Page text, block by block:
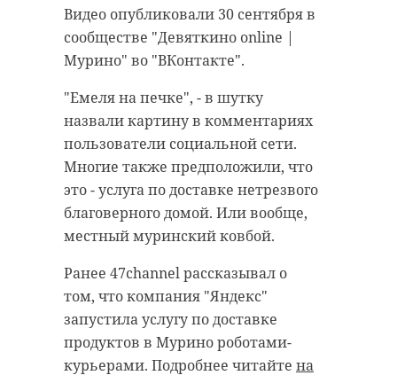
Видео опубликовали 30 сентября в
сообществе "Девяткино online |
Мурино" во "ВКонтакте".
"Емеля на печке", - в шутку
назвали картину в комментариях
пользователи социальной сети.
Многие также предположили, что
это - услуга по доставке нетрезвого
благоверного домой. Или вообще,
местный муринский ковбой.
Ранее 47channel рассказывал о
том, что компания "Яндекс"
запустила услугу по доставке
продуктов в Мурино роботами-
курьерами. Подробнее читайте на
МВД России по Петербургу и
Ленобласти, смертельная авария
произошла на 53-м километре
летний водитель «Опель Астра»
выполнял обгон по обочине, не
справился с управлением и
выехал на встречную полосу.
Легковушка столкнулась с
грузовиком «Вольво» под
мужчины. В ДТП погибли
водитель и 20-летний пассажир
легковушки, - сообщили в ПСП
«Красная горка». Дежурная смена
поисково-спасательного
отбор добровольцев для
выполнения задач СВО.
нововведениях в системе
призыва, включая электронные
повестки, условиях подписания
контракта с Минобороны,
взаимодействии военкомата с
правительством Ленобласти и
Фондом "Ленинградский рубеж", а
также о работе над
патриотическим воспитанием
Игорь Янин также упомянул
отклик ленинградцев, вставших